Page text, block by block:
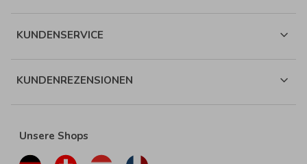
KUNDENSERVICE
KUNDENREZENSIONEN
Unsere Shops